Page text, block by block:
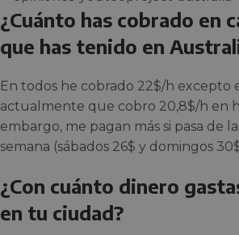
¿Cuánto has cobrado en
que has tenido en
En todos he cobrado 22$/h excepto
actualmente que cobro 20,8$/h en
embargo, me pagan más si pasa de
semana (sábados 26$ y domingos
¿Con cuánto dinero
en tu ciudad?